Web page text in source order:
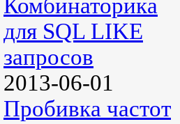
Комбинаторика
для SQL LIKE
запросов
2013-06-01
Пробивка частот